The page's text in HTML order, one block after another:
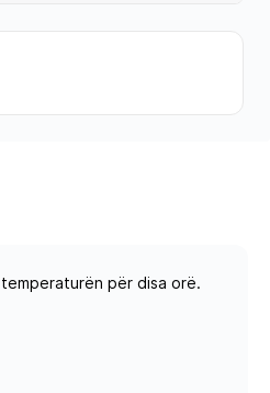
për disa orë.